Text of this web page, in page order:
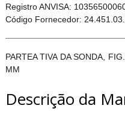
Registro ANVISA:
Código Fornecedor: 24.451.03.
PARTEA TIVA DA SONDA,
MM
Descrição da